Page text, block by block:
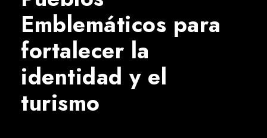
Emblemáticos para
fortalecer la
identidad y el
turismo